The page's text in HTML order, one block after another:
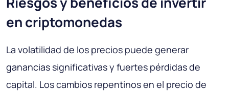
en criptomonedas
La volatilidad de los precios puede generar
ganancias significativas y fuertes pérdidas de
capital. Los cambios repentinos en el precio de